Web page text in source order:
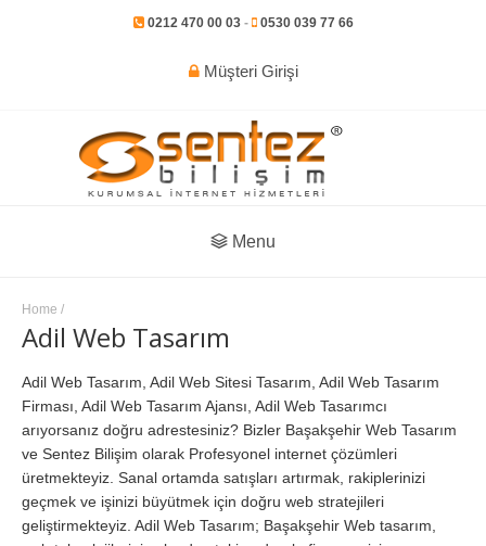
0212 470 00 03- 0530 039 77 66
Müşteri Girişi
Menu
Home /
Adil Web Tasarım
Adil Web Tasarım, Adil Web Sitesi Tasarım, Adil Web Tasarım
Firması, Adil Web Tasarım Ajansı, Adil Web Tasarımcı
arıyorsanız doğru adrestesiniz? Bizler Başakşehir Web Tasarım
ve Sentez Bilişim olarak Profesyonel internet çözümleri
üretmekteyiz. Sanal ortamda satışları artırmak, rakiplerinizi
geçmek ve işinizi büyütmek için doğru web stratejileri
geliştirmekteyiz. Adil Web Tasarım; Başakşehir Web tasarım,